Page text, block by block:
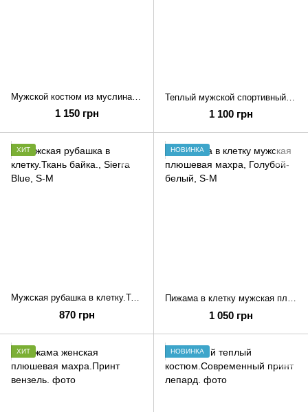
1 150 грн 1 100 грн
ХИТ
Мужская рубашка в клетку.Ткань байка.
870 грн
НОВИНКА
Пижама в клетку мужская плюшевая махра
1 050 грн
ХИТ НОВИНКА